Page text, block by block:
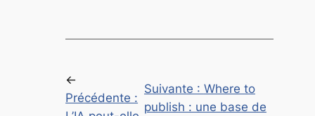
←
Précédente :
Suivante : Where to
publish : une base de